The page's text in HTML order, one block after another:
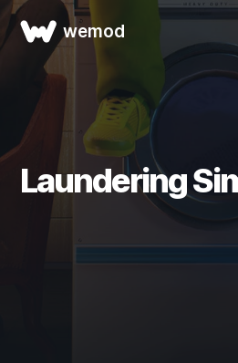
wemod
Laundering